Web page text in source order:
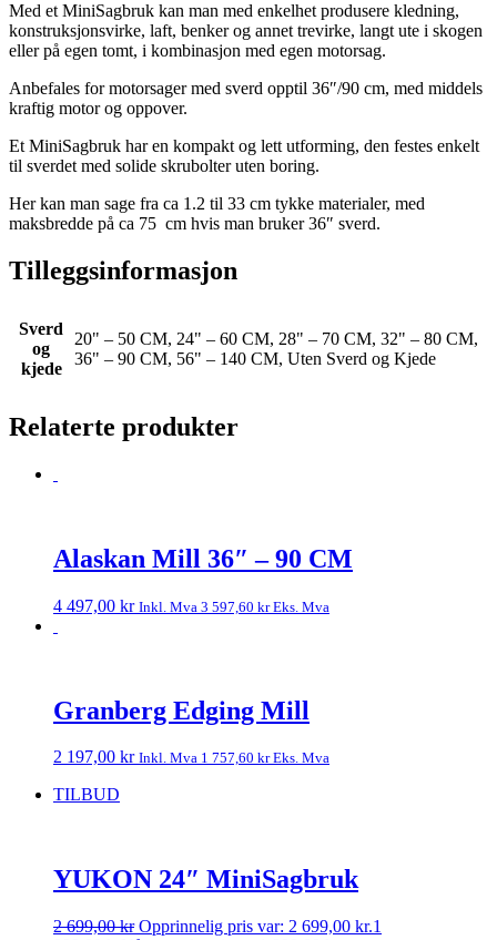
Med et MiniSagbruk kan man med enkelhet produsere kledning,
konstruksjonsvirke, laft, benker og annet trevirke, langt ute i skogen
eller på egen tomt, i kombinasjon med egen motorsag.
Anbefales for motorsager med sverd opptil 36″/90 cm, med middels
kraftig motor og oppover.
Et MiniSagbruk har en kompakt og lett utforming, den festes enkelt
til sverdet med solide skrubolter uten boring.
Her kan man sage fra ca 1.2 til 33 cm tykke materialer, med
maksbredde på ca 75 cm hvis man bruker 36″ sverd.
Tilleggsinformasjon
Sverd
og
kjede
20" – 50 CM, 24" – 60 CM, 28" – 70 CM, 32" – 80 CM,
36" – 90 CM, 56" – 140 CM, Uten Sverd og Kjede
Relaterte produkter
Alaskan Mill 36″ – 90 CM
4 497,00 kr Inkl. Mva 3 597,60 krEks. Mva
Granberg Edging Mill
2 197,00 kr Inkl. Mva 1 757,60 krEks. Mva
TILBUD
YUKON 24″ MiniSagbruk
2 699,00kr Opprinnelig pris var: 2 699,00 kr.1